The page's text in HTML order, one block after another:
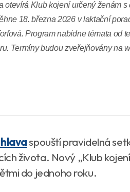
otevírá Klub kojení určený ženám s
18. března 2026 v laktační
Program nabídne témata od
Termíny budou zveřejňovány na
spouští pravidelná
života. Nový „Klub
do jednoho roku.